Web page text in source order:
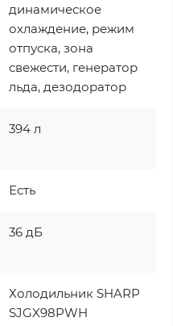
динамическое
охлаждение, режим
отпуска, зона
свежести, генератор
льда, дезодоратор
394 л
Есть
36 дБ
Холодильник SHARP
SJGX98PWH